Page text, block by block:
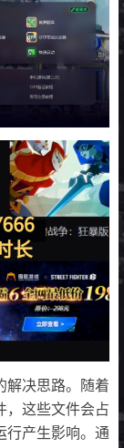
解决思路。随着
，这些文件会占
行产生影响。通